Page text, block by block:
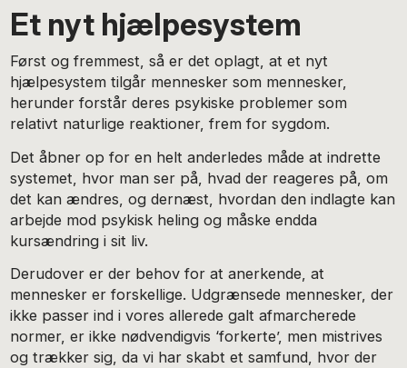
Et nyt hjælpesystem
Først og fremmest, så er det oplagt, at et nyt
hjælpesystem tilgår mennesker som mennesker,
herunder forstår deres psykiske problemer som
relativt naturlige reaktioner, frem for sygdom.
Det åbner op for en helt anderledes måde at indrette
systemet, hvor man ser på, hvad der reageres på, om
det kan ændres, og dernæst, hvordan den indlagte kan
arbejde mod psykisk heling og måske endda
kursændring i sit liv.
Derudover er der behov for at anerkende, at
mennesker er forskellige. Udgrænsede mennesker, der
ikke passer ind i vores allerede galt afmarcherede
normer, er ikke nødvendigvis ‘forkerte’, men mistrives
og trækker sig, da vi har skabt et samfund, hvor der